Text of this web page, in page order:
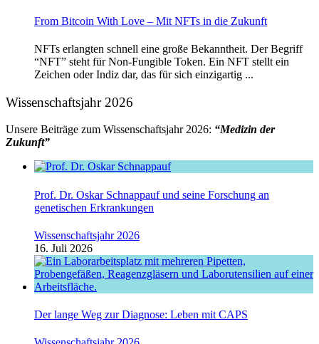
From Bitcoin With Love – Mit NFTs in die Zukunft
NFTs erlangten schnell eine große Bekanntheit. Der Begriff
“NFT” steht für Non-Fungible Token. Ein NFT stellt ein
Zeichen oder Indiz dar, das für sich einzigartig ...
Wissenschaftsjahr 2026
Unsere Beiträge zum Wissenschaftsjahr 2026: “Medizin der
Zukunft”
Prof. Dr. Oskar Schnappauf und seine Forschung an
genetischen Erkrankungen
Wissenschaftsjahr 2026
16. Juli 2026
Der lange Weg zur Diagnose: Leben mit CAPS